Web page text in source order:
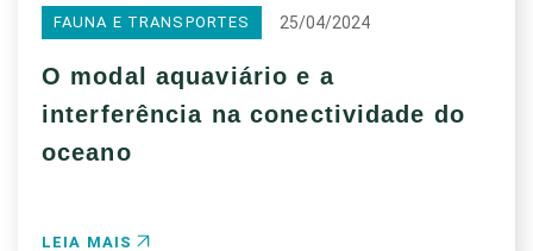
FAUNA E TRANSPORTES 25/04/2024
O modal aquaviário e a
interferência na conectividade do
oceano
LEIA MAIS